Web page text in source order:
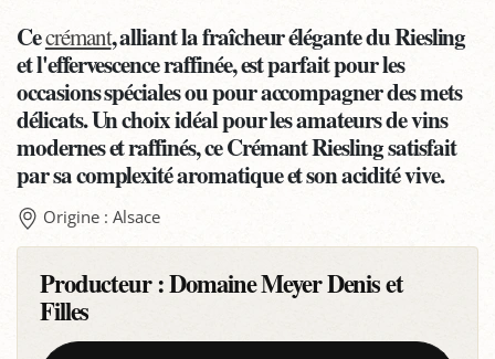
Cecrémant, alliant la fraîcheur élégante du Riesling
et l'effervescence raffinée, est parfait pour les
occasions spéciales ou pour accompagner des mets
délicats. Un choix idéal pour les amateurs de vins
modernes et raffinés, ce Crémant Riesling satisfait
par sa complexité aromatique et son acidité vive.
Origine : Alsace
Producteur :Domaine Meyer Denis et
Filles